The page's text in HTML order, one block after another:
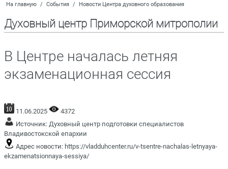
На главную / События / Новости Центра духовного образования
Духовный центр Приморской митрополии
В Центре началась летняя
экзаменационная сессия
11.06.2025
4372
Источник: Духовный центр подготовки специалистов
Владивостокской епархии
Адрес новости: https://vladduhcenter.ru/v-tsentre-nachalas-letnyaya-
ekzamenatsionnaya-sessiya/